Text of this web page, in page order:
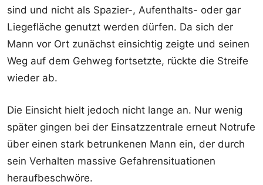
sind und nicht als Spazier-, Aufenthalts- oder gar
Liegefläche genutzt werden dürfen. Da sich der
Mann vor Ort zunächst einsichtig zeigte und seinen
Weg auf dem Gehweg fortsetzte, rückte die Streife
wieder ab.
Die Einsicht hielt jedoch nicht lange an. Nur wenig
später gingen bei der Einsatzzentrale erneut Notrufe
über einen stark betrunkenen Mann ein, der durch
sein Verhalten massive Gefahrensituationen
heraufbeschwöre.